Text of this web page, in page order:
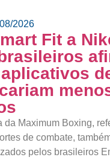
2026
Fit a
da Maximum Boxing,
de combate,
pelos brasileiros